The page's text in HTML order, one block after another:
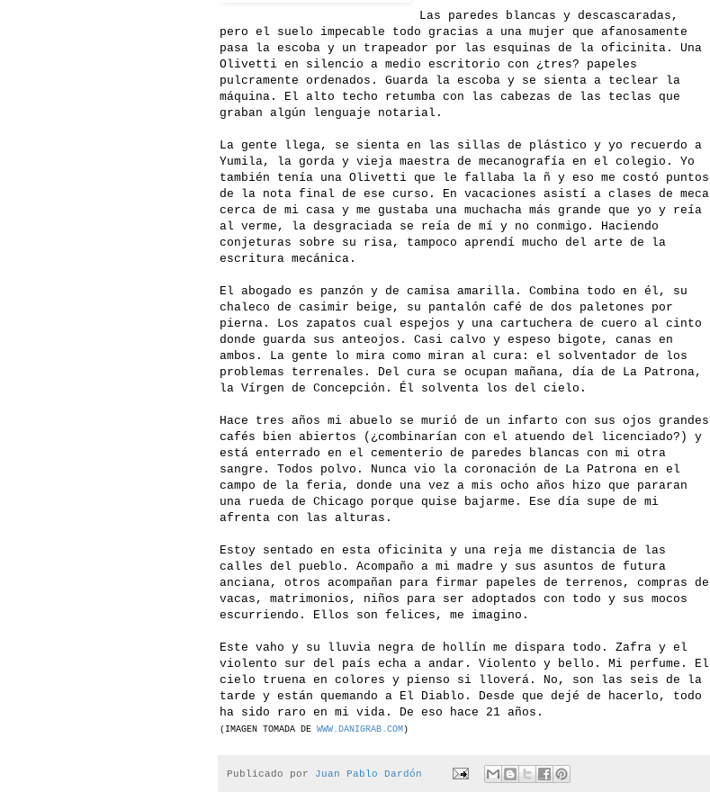
Las paredes blancas y descascaradas,
pero el suelo impecable todo gracias a una mujer que afanosamente
pasa la escoba y un trapeador por las esquinas de la oficinita. Una
Olivetti en silencio a medio escritorio con ¿tres? papeles
pulcramente ordenados. Guarda la escoba y se sienta a teclear la
máquina. El alto techo retumba con las cabezas de las teclas que
graban algún lenguaje notarial.
La gente llega, se sienta en las sillas de plástico y yo recuerdo a
Yumila, la gorda y vieja maestra de mecanografía en el colegio. Yo
también tenía una Olivetti que le fallaba la ñ y eso me costó puntos
de la nota final de ese curso. En vacaciones asistí a clases de meca
cerca de mi casa y me gustaba una muchacha más grande que yo y reía
al verme, la desgraciada se reía de mí y no conmigo. Haciendo
conjeturas sobre su risa, tampoco aprendí mucho del arte de la
escritura mecánica.
El abogado es panzón y de camisa amarilla. Combina todo en él, su
chaleco de casimir beige, su pantalón café de dos paletones por
pierna. Los zapatos cual espejos y una cartuchera de cuero al cinto
donde guarda sus anteojos. Casi calvo y espeso bigote, canas en
ambos. La gente lo mira como miran al cura: el solventador de los
problemas terrenales. Del cura se ocupan mañana, día de La Patrona,
la Vírgen de Concepción. Él solventa los del cielo.
Hace tres años mi abuelo se murió de un infarto con sus ojos grandes
cafés bien abiertos (¿combinarían con el atuendo del licenciado?) y
está enterrado en el cementerio de paredes blancas con mi otra
sangre. Todos polvo. Nunca vio la coronación de La Patrona en el
campo de la feria, donde una vez a mis ocho años hizo que pararan
una rueda de Chicago porque quise bajarme. Ese día supe de mi
afrenta con las alturas.
Estoy sentado en esta oficinita y una reja me distancia de las
calles del pueblo. Acompaño a mi madre y sus asuntos de futura
anciana, otros acompañan para firmar papeles de terrenos, compras de
vacas, matrimonios, niños para ser adoptados con todo y sus mocos
escurriendo. Ellos son felices, me imagino.
Este vaho y su lluvia negra de hollín me dispara todo. Zafra y el
violento sur del país echa a andar. Violento y bello. Mi perfume. El
cielo truena en colores y pienso si lloverá. No, son las seis de la
tarde y están quemando a El Diablo. Desde que dejé de hacerlo, todo
ha sido raro en mi vida. De eso hace 21 años.
(IMAGEN TOMADA DE WWW.DANIGRAB.COM)
Publicado por Juan Pablo Dardón